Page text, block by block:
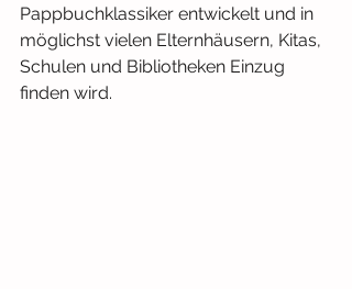
Pappbuchklassiker entwickelt und in
möglichst vielen Elternhäusern, Kitas,
Schulen und Bibliotheken Einzug
finden wird.